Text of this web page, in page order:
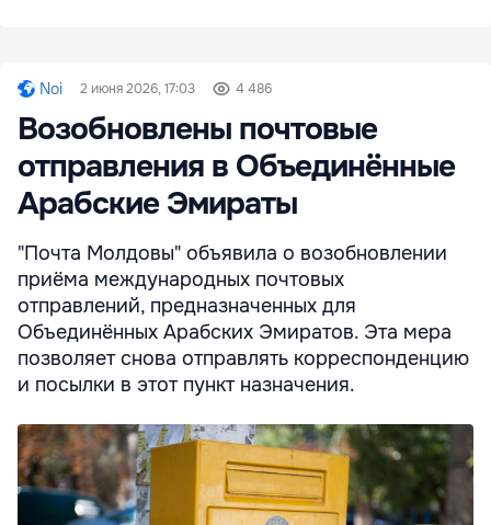
Noi 2 июня 2026, 17:03 4 486
Возобновлены почтовые
отправления в Объединённые
Арабские Эмираты
"Почта Молдовы" объявила о возобновлении
приёма международных почтовых
отправлений, предназначенных для
Объединённых Арабских Эмиратов. Эта мера
позволяет снова отправлять корреспонденцию
и посылки в этот пункт назначения.